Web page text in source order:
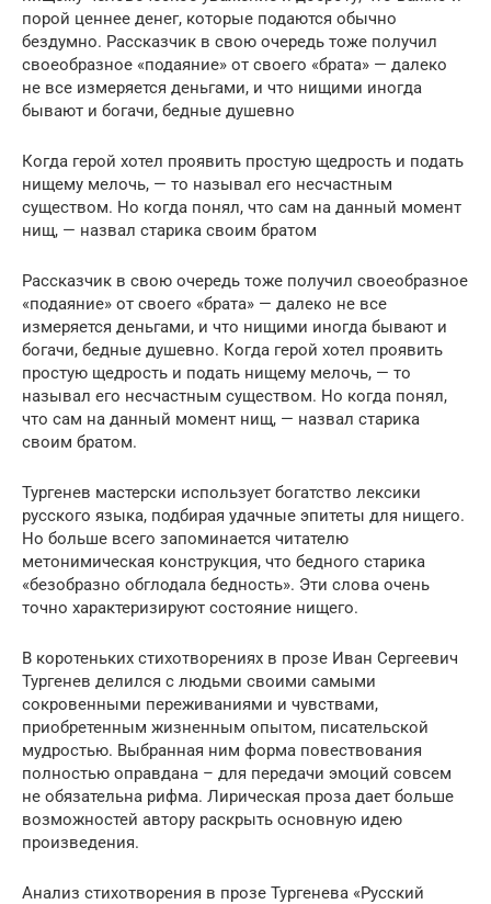
порой ценнее денег, которые подаются обычно
бездумно. Рассказчик в свою очередь тоже получил
своеобразное «подаяние» от своего «брата» — далеко
не все измеряется деньгами, и что нищими иногда
бывают и богачи, бедные душевно
Когда герой хотел проявить простую щедрость и подать
нищему мелочь, — то называл его несчастным
существом. Но когда понял, что сам на данный момент
нищ, — назвал старика своим братом
Рассказчик в свою очередь тоже получил своеобразное
«подаяние» от своего «брата» — далеко не все
измеряется деньгами, и что нищими иногда бывают и
богачи, бедные душевно. Когда герой хотел проявить
простую щедрость и подать нищему мелочь, — то
называл его несчастным существом. Но когда понял,
что сам на данный момент нищ, — назвал старика
своим братом.
Тургенев мастерски использует богатство лексики
русского языка, подбирая удачные эпитеты для нищего.
Но больше всего запоминается читателю
метонимическая конструкция, что бедного старика
«безобразно обглодала бедность». Эти слова очень
точно характеризируют состояние нищего.
В коротеньких стихотворениях в прозе Иван Сергеевич
Тургенев делился с людьми своими самыми
сокровенными переживаниями и чувствами,
приобретенным жизненным опытом, писательской
мудростью. Выбранная ним форма повествования
полностью оправдана – для передачи эмоций совсем
не обязательна рифма. Лирическая проза дает больше
возможностей автору раскрыть основную идею
произведения.
Анализ стихотворения в прозе Тургенева «Русский